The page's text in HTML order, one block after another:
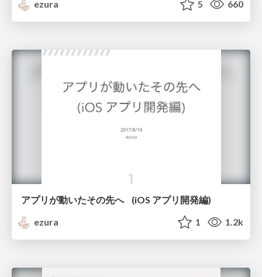
ezura 5 660
アプリが動いたその先へ (iOS アプリ開発編)
ezura
1 1.2k